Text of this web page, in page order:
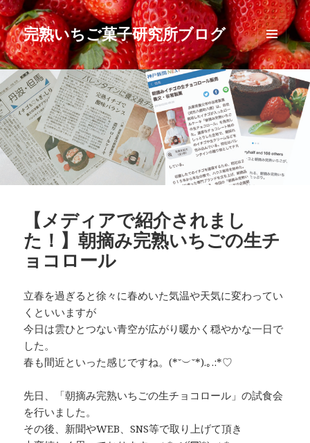
完熟いちご菓子研究所ブログ
メニュ
ーとウ
ィジェ
ット
【メディアで紹介されまし
た！】朝摘み完熟いちごの生チ
ョコロール
立春を過ぎると徐々に春めいた気温や天気に変わってい
くといいますが
今日は雲ひとつない青空が広がり暖かく穏やかな一日で
した。
春も間近といった感じですね。(*˘︶˘*).｡.:*♡
先日、「朝摘み完熟いちごの生チョコロール」の試食会
を行いました。
その後、新聞やWEB、SNS等で取り上げて頂き